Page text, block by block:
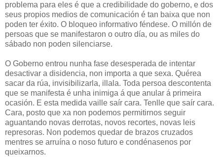
problema para eles é que a credibilidade do goberno, e dos
seus propios medios de comunicación é tan baixa que non
poden ter éxito. O bloqueo informativo féndese. O millón de
persoas que se manifestaron o outro día, ou as miles do
sábado non poden silenciarse.
O Goberno entrou nunha fase desesperada de intentar
desactivar a disidencia, non importa a que sexa. Quérea
sacar da rúa, invisibilizarla, illala. Toda persoa descontenta
que se manifesta é unha inimiga á que anular á primeira
ocasión. E esta medida vaille saír cara. Tenlle que saír cara.
Cara, posto que xa non podemos permitirnos seguir
aguantando novas derrotas, novos recortes, novas leis
represoras. Non podemos quedar de brazos cruzados
mentres se arruína o noso futuro e condénasenos por
queixarnos.